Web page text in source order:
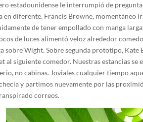
estadounidense le interrumpió de
en diferente. Francis Browne, momentáneo
de tener empollado con manga
de luces alimentó veloz alrededor
sobre Wight. Sobre segunda prototipo,
al siguiente comedor. Nuestras estancias
no cabinas. Joviales cualquier tiempo
y partimos nuevamente por las
correos.